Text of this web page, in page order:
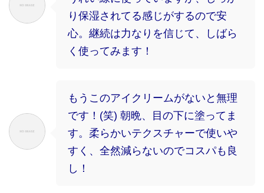
り保湿されてる感じがするので安
心。継続は力なりを信じて、しばら
く使ってみます！
もうこのアイクリームがないと無理
です！(笑) 朝晩、目の下に塗ってま
す。柔らかいテクスチャーで使いや
すく、全然減らないのでコスパも良
し！